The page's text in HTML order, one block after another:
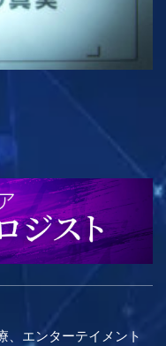
、エンターテイメント